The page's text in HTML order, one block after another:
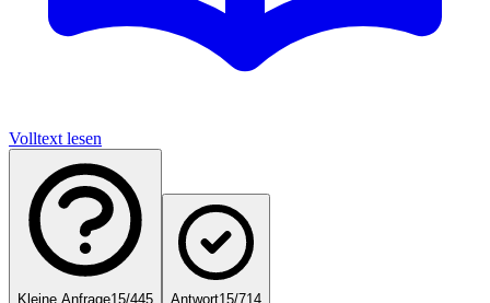
Volltext lesen
Kleine Anfrage15/445 Antwort15/714